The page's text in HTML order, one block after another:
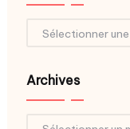
Catégories
Archives
Archives